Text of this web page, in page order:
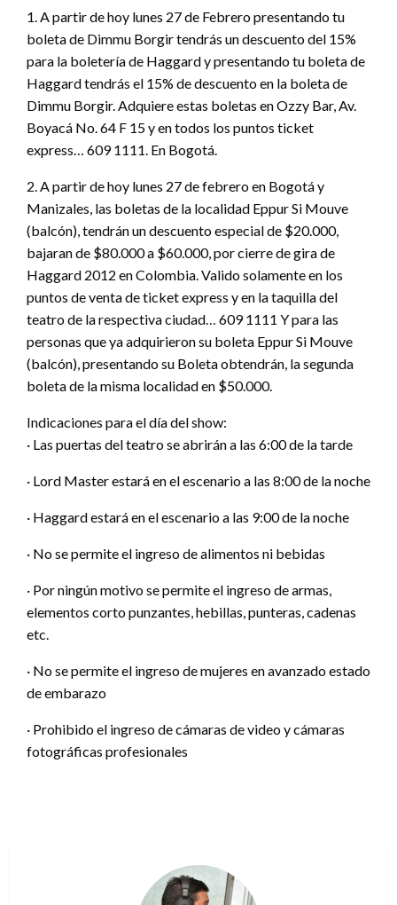
1. A partir de hoy lunes 27 de Febrero presentando tu
boleta de Dimmu Borgir tendrás un descuento del 15%
para la boletería de Haggard y presentando tu boleta de
Haggard tendrás el 15% de descuento en la boleta de
Dimmu Borgir. Adquiere estas boletas en Ozzy Bar, Av.
Boyacá No. 64 F 15 y en todos los puntos ticket
express… 609 1111. En Bogotá.
2. A partir de hoy lunes 27 de febrero en Bogotá y
Manizales, las boletas de la localidad Eppur Si Mouve
(balcón), tendrán un descuento especial de $20.000,
bajaran de $80.000 a $60.000, por cierre de gira de
Haggard 2012 en Colombia. Valido solamente en los
puntos de venta de ticket express y en la taquilla del
teatro de la respectiva ciudad… 609 1111 Y para las
personas que ya adquirieron su boleta Eppur Si Mouve
(balcón), presentando su Boleta obtendrán, la segunda
boleta de la misma localidad en $50.000.
Indicaciones para el día del show:
· Las puertas del teatro se abrirán a las 6:00 de la tarde
· Lord Master estará en el escenario a las 8:00 de la noche
· Haggard estará en el escenario a las 9:00 de la noche
· No se permite el ingreso de alimentos ni bebidas
· Por ningún motivo se permite el ingreso de armas,
elementos corto punzantes, hebillas, punteras, cadenas
etc.
· No se permite el ingreso de mujeres en avanzado estado
de embarazo
· Prohibido el ingreso de cámaras de video y cámaras
fotográficas profesionales